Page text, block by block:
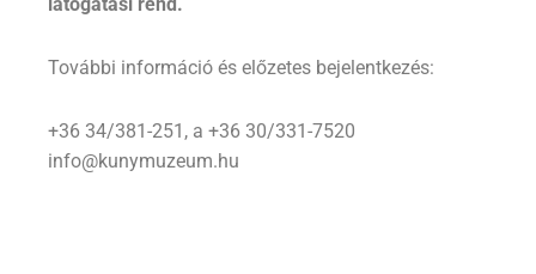
További információ és előzetes bejelentkezés:
+36 34/381-251, a +36 30/331-7520
info@kunymuzeum.hu